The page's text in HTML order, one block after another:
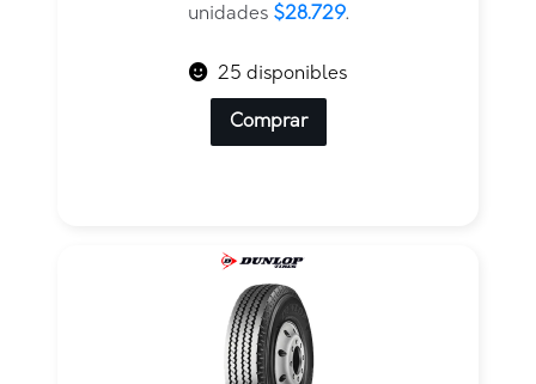
unidades $28.729.
25 disponibles
Comprar